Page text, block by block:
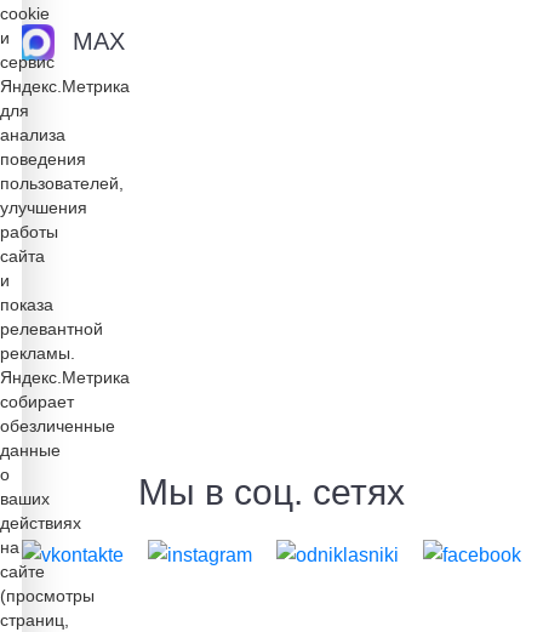
MAX
Мы в соц. сетях
cookie
и
сервис
Яндекс.Метрика
для
анализа
поведения
пользователей,
улучшения
работы
сайта
и
показа
релевантной
рекламы.
Яндекс.Метрика
собирает
обезличенные
данные
о
ваших
действиях
на
сайте
(просмотры
страниц,